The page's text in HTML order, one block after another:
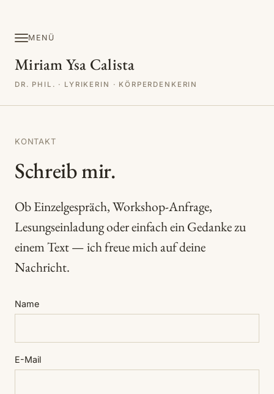
MENÜ
Miriam Ysa Calista
DR. PHIL. · LYRIKERIN · KÖRPERDENKERIN
KONTAKT
Schreib mir.
Ob Einzelgespräch, Workshop-Anfrage,
Lesungseinladung oder einfach ein Gedanke zu
einem Text — ich freue mich auf deine
Nachricht.
Name
E-Mail